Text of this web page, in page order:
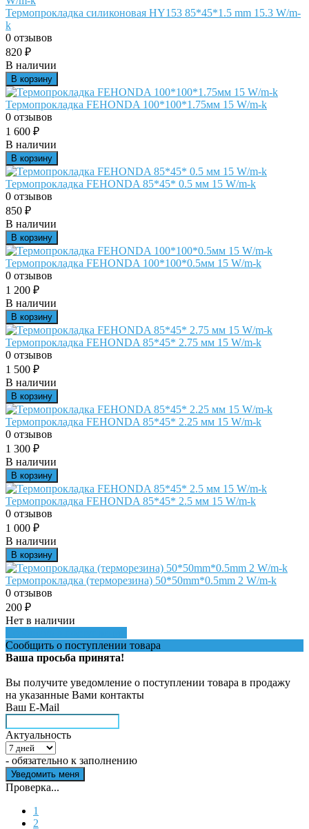
Термопрокладка силиконовая HY153 85*45*1.5 mm 15.3 W/m-
k
0 отзывов
820 ₽
В наличии
В корзину
Термопрокладка FEHONDA 100*100*1.75мм 15 W/m-k
0 отзывов
1 600 ₽
В наличии
В корзину
Термопрокладка FEHONDA 85*45* 0.5 мм 15 W/m-k
0 отзывов
850 ₽
В наличии
В корзину
Термопрокладка FEHONDA 100*100*0.5мм 15 W/m-k
0 отзывов
1 200 ₽
В наличии
В корзину
Термопрокладка FEHONDA 85*45* 2.75 мм 15 W/m-k
0 отзывов
1 500 ₽
В наличии
В корзину
Термопрокладка FEHONDA 85*45* 2.25 мм 15 W/m-k
0 отзывов
1 300 ₽
В наличии
В корзину
Термопрокладка FEHONDA 85*45* 2.5 мм 15 W/m-k
0 отзывов
1 000 ₽
В наличии
В корзину
Термопрокладка (терморезина) 50*50mm*0.5mm 2 W/m-k
0 отзывов
200 ₽
Нет в наличии
Сообщить о поступлении товара
Ваша просьба принята!
Вы получите уведомление о поступлении товара в продажу
на указанные Вами контакты
Ваш E-Mail
Актуальность
- обязательно к заполнению
Проверка...
1
2